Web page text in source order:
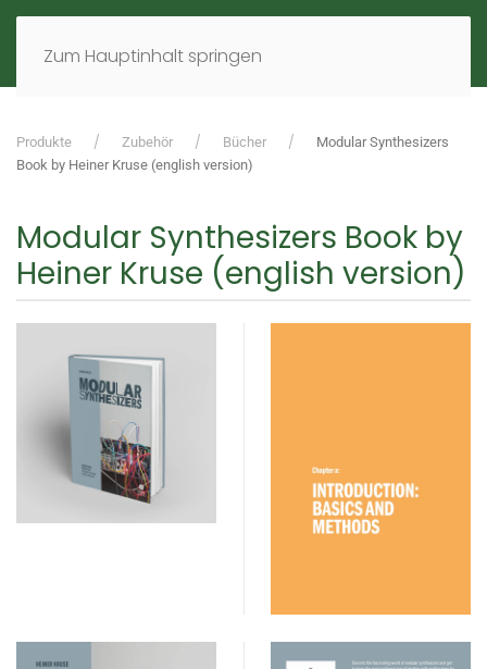
Zum Hauptinhalt springen
EN
Produkte Zubehör Bücher
Modular Synthesizers
Book by Heiner Kruse (english version)
Modular Synthesizers Book by
Heiner Kruse (english version)